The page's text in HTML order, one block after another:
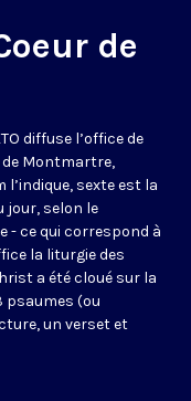
de
diffuse l’office de
de Montmartre,
l’indique, sexte est la
jour, selon le
- ce qui correspond à
la liturgie des
a été cloué sur la
psaumes (ou
un verset et